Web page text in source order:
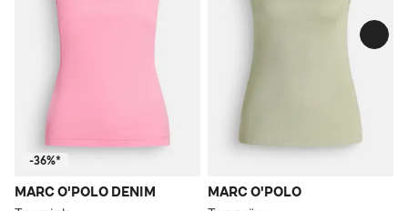
-36%*
MARC O'POLO DENIM MARC O'POLO